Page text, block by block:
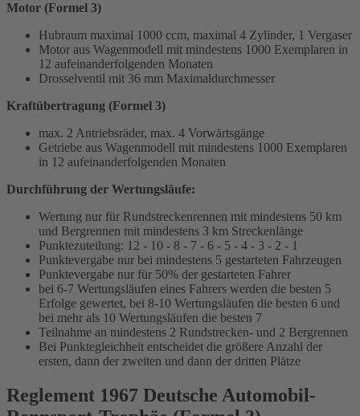
Motor (Formel 3)
Hubraum maximal 1000 ccm, maximal 4 Zylinder, 1 Vergaser
Motor aus Wagenmodell mit mindestens 1000 Exemplaren in
12 aufeinanderfolgenden Monaten
Drosselventil mit 36 mm Maximaldurchmesser
Kraftübertragung (Formel 3)
max. 2 Antriebsräder, max. 4 Vorwärtsgänge
Getriebe aus Wagenmodell mit mindestens 1000 Exemplaren
in 12 aufeinanderfolgenden Monaten
Durchführung der Wertungsläufe:
Wertung nur für Rundstreckenrennen mit mindestens 50 km
und Bergrennen mit mindestens 3 km Streckenlänge
Punktezuteilung: 12 - 10 - 8 - 7 - 6 - 5 - 4 - 3 - 2 - 1
Punktevergabe nur bei mindestens 5 gestarteten Fahrzeugen
Punktevergabe nur für 50% der gestarteten Fahrer
bei 6-7 Wertungsläufen eines Fahrers werden die besten 5
Erfolge gewertet, bei 8-10 Wertungsläufen die besten 6 und
bei mehr als 10 Wertungsläufen die besten 7
Teilnahme an mindestens 2 Rundstrecken- und 2 Bergrennen
Bei Punktegleichheit entscheidet die größere Anzahl der
ersten, dann der zweiten und dann der dritten Plätze
Reglement 1967 Deutsche Automobil-